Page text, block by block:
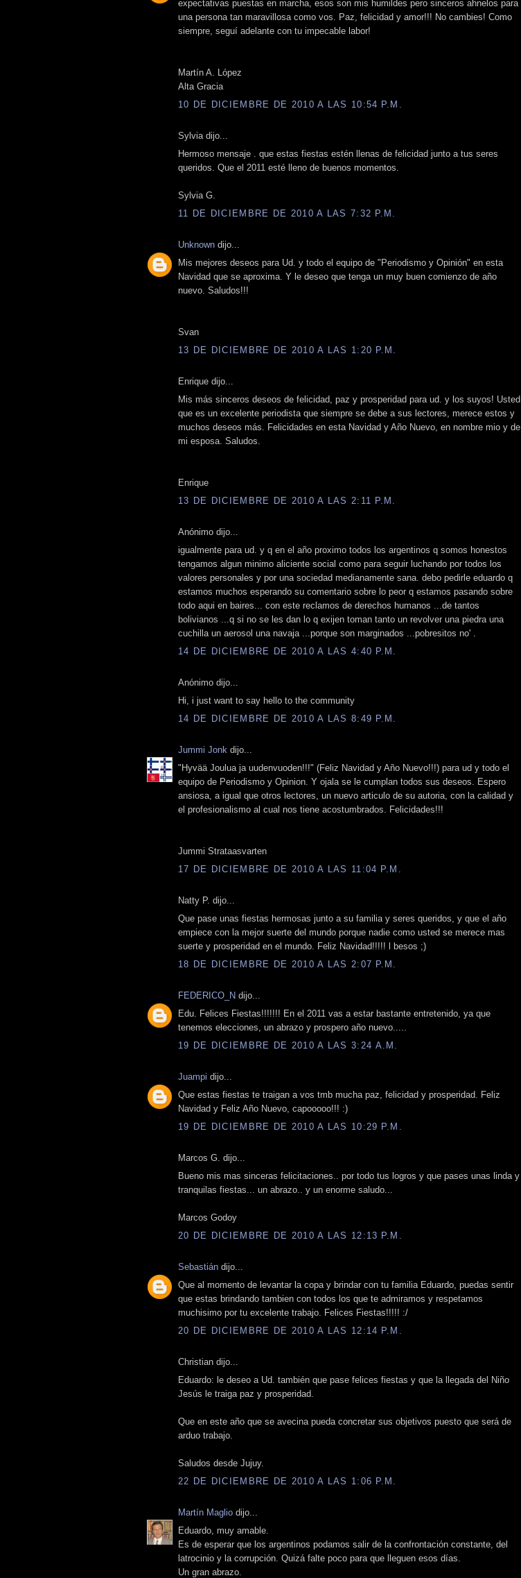
expectativas puestas en marcha, esos son mis humildes pero sinceros ahnelos para
una persona tan maravillosa como vos. Paz, felicidad y amor!!! No cambies! Como
siempre, seguí adelante con tu impecable labor!
Martín A. López
Alta Gracia
10 DE DICIEMBRE DE 2010 A LAS 10:54 P.M.
Sylvia dijo...
Hermoso mensaje . que estas fiestas estén llenas de felicidad junto a tus seres
queridos. Que el 2011 esté lleno de buenos momentos.
Sylvia G.
11 DE DICIEMBRE DE 2010 A LAS 7:32 P.M.
Unknown dijo...
Mis mejores deseos para Ud. y todo el equipo de "Periodismo y Opinión" en esta
Navidad que se aproxima. Y le deseo que tenga un muy buen comienzo de año
nuevo. Saludos!!!
Svan
13 DE DICIEMBRE DE 2010 A LAS 1:20 P.M.
Enrique dijo...
Mis más sinceros deseos de felicidad, paz y prosperidad para ud. y los suyos! Usted
que es un excelente periodista que siempre se debe a sus lectores, merece estos y
muchos deseos más. Felicidades en esta Navidad y Año Nuevo, en nombre mio y de
mi esposa. Saludos.
Enrique
13 DE DICIEMBRE DE 2010 A LAS 2:11 P.M.
Anónimo dijo...
igualmente para ud. y q en el año proximo todos los argentinos q somos honestos
tengamos algun minimo aliciente social como para seguir luchando por todos los
valores personales y por una sociedad medianamente sana. debo pedirle eduardo q
estamos muchos esperando su comentario sobre lo peor q estamos pasando sobre
todo aqui en baires... con este reclamos de derechos humanos ...de tantos
bolivianos ...q si no se les dan lo q exijen toman tanto un revolver una piedra una
cuchilla un aerosol una navaja ...porque son marginados ...pobresitos no' .
14 DE DICIEMBRE DE 2010 A LAS 4:40 P.M.
Anónimo dijo...
Hi, i just want to say hello to the community
14 DE DICIEMBRE DE 2010 A LAS 8:49 P.M.
Jummi Jonk dijo...
‎"Hyvää Joulua ja uudenvuoden!!!" (Feliz Navidad y Año Nuevo!!!) para ud y todo el
equipo de Periodismo y Opinion. Y ojala se le cumplan todos sus deseos. Espero
ansiosa, a igual que otros lectores, un nuevo articulo de su autoria, con la calidad y
el profesionalismo al cual nos tiene acostumbrados. Felicidades!!!
Jummi Strataasvarten
17 DE DICIEMBRE DE 2010 A LAS 11:04 P.M.
Natty P. dijo...
Que pase unas fiestas hermosas junto a su familia y seres queridos, y que el año
empiece con la mejor suerte del mundo porque nadie como usted se merece mas
suerte y prosperidad en el mundo. Feliz Navidad!!!!! l besos ;)
18 DE DICIEMBRE DE 2010 A LAS 2:07 P.M.
FEDERICO_N dijo...
Edu. Felices Fiestas!!!!!!! En el 2011 vas a estar bastante entretenido, ya que
tenemos elecciones, un abrazo y prospero año nuevo.....
19 DE DICIEMBRE DE 2010 A LAS 3:24 A.M.
Juampi dijo...
Que estas fiestas te traigan a vos tmb mucha paz, felicidad y prosperidad. Feliz
Navidad y Feliz Año Nuevo, capooooo!!! :)
19 DE DICIEMBRE DE 2010 A LAS 10:29 P.M.
Marcos G. dijo...
Bueno mis mas sinceras felicitaciones.. por todo tus logros y que pases unas linda y
tranquilas fiestas... un abrazo.. y un enorme saludo...
Marcos Godoy
20 DE DICIEMBRE DE 2010 A LAS 12:13 P.M.
Sebastián dijo...
Que al momento de levantar la copa y brindar con tu familia Eduardo, puedas sentir
que estas brindando tambien con todos los que te admiramos y respetamos
muchisimo por tu excelente trabajo. Felices Fiestas!!!!! :/
20 DE DICIEMBRE DE 2010 A LAS 12:14 P.M.
Christian dijo...
Eduardo: le deseo a Ud. también que pase felices fiestas y que la llegada del Niño
Jesús le traiga paz y prosperidad.
Que en este año que se avecina pueda concretar sus objetivos puesto que será de
arduo trabajo.
Saludos desde Jujuy.
22 DE DICIEMBRE DE 2010 A LAS 1:06 P.M.
Martín Maglio dijo...
Eduardo, muy amable.
Es de esperar que los argentinos podamos salir de la confrontación constante, del
latrocinio y la corrupción. Quizá falte poco para que lleguen esos días.
Un gran abrazo.